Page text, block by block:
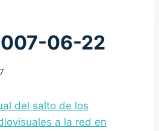
06-22
del salto de los
a la red en